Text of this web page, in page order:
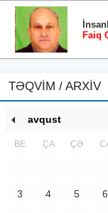
Faiq
TƏQVİM / ARXİV
BE ÇA ÇƏ
3 4 5 6